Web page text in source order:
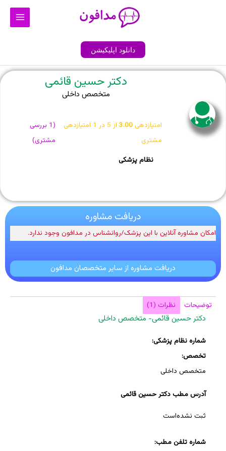
Main
دانلود اپلیکیشن
دکتر حسین قائمی
متخصص داخلی
امتیازدهی3.00 از 5 در 1 امتیازدهی
مشتری
(
1 بررسی
مشتری)
نظام پزشکی
دریافت مشاوره
امکان مشاوره آنلاین با این پزشک/روانشناس در مدافون وجود ندارد.
دریافت مشاوره از سایر متخصصان مدافون
توضیحات نظرات (1)
دکتر حسین قائمی- متخصص داخلی
شماره نظام پزشکی:
تخصص:
متخصص داخلی
آدرس مطب دکتر حسین قائمی
ثبت نشده‌است
شماره تلفن مطب: